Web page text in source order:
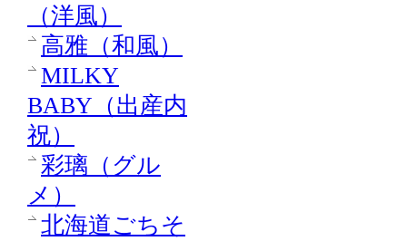
（洋風）
高雅（和風）
MILKY
BABY（出産内
祝）
彩璃（グル
メ）
北海道ごちそ